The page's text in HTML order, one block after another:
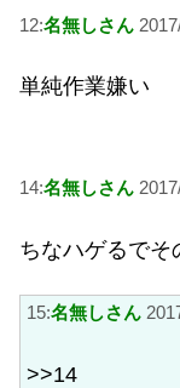
12:名無しさん
単純作業嫌い
14:名無しさん
ちなハゲるでそ
15:名無しさん
>>14